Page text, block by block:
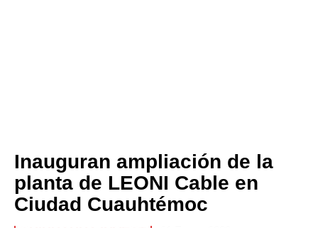
Inauguran ampliación de la
planta de LEONI Cable en
Ciudad Cuauhtémoc